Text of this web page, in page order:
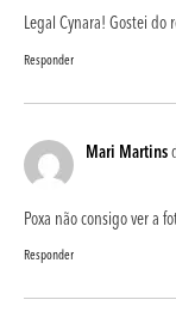
Legal Cynara! Gostei do
Responder
Mari Martins
Poxa não consigo ver a
Responder